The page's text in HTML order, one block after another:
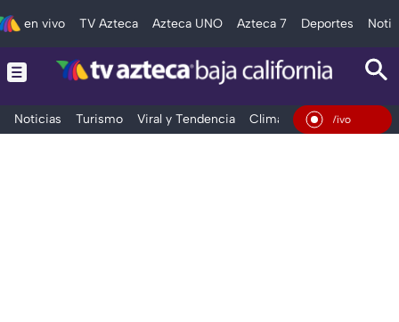
en vivo TV Azteca Azteca UNO Azteca 7 Deportes
Noticias Turismo Viral y Tendencia Clima Deportes
En Vivo